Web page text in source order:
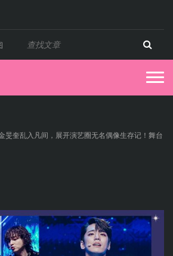
旻奎乱入凡间，展开演艺圈无名偶像生存记！舞台